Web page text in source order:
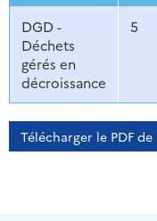
DGD -
Déchets
gérés en
décroissance
5
Télécharger le PDF